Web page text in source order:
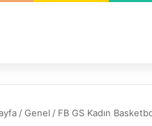
/Genel / FB GS Kadın